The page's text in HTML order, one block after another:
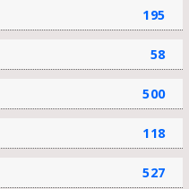
195
58
500
118
527